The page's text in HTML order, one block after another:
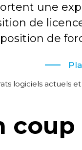
une
de
de
logiciels actuels